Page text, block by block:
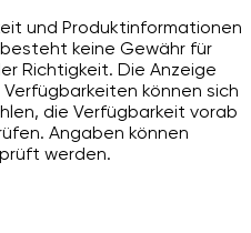
und Produktinformationen
keine Gewähr für
Richtigkeit. Die Anzeige
können sich
die Verfügbarkeit vorab
Angaben können
werden.